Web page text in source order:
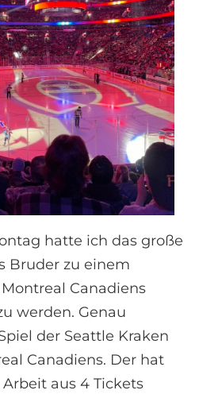
hatte ich das große
Bruder zu einem
Canadiens
werden. Genau
der Seattle Kraken
Canadiens. Der hat
aus 4 Tickets